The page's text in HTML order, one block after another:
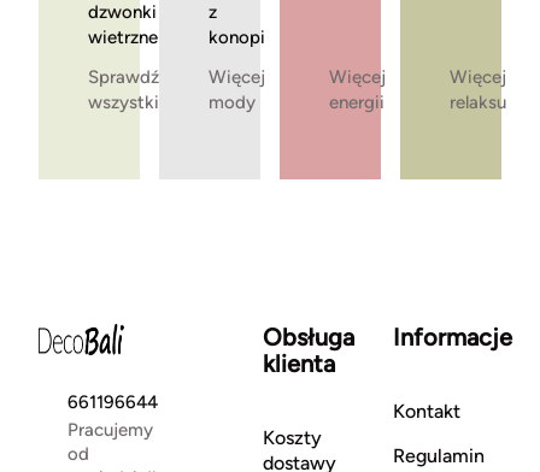
dzwonki
wietrzne
Sprawdź
wszystkie
z
konopi
Więcej
mody
Więcej
energii
Więcej
relaksu
661196644
Pracujemy
od
Obsługa
klienta
Koszty
dostawy
Informacje
Kontakt
Regulamin